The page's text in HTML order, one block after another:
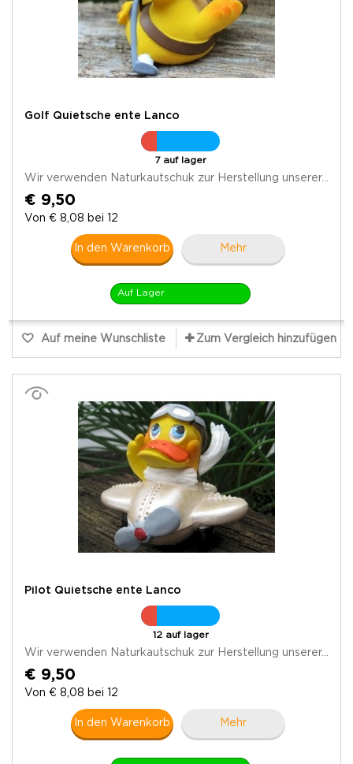
Golf Quietsche ente Lanco
7 auf lager
Wir verwenden Naturkautschuk zur Herstellung unserer...
€ 9,50
Von € 8,08 bei 12
In den Warenkorb Mehr
Auf Lager
Auf meine Wunschliste Zum Vergleich hinzufügen
Pilot Quietsche ente Lanco
12 auf lager
Wir verwenden Naturkautschuk zur Herstellung unserer...
€ 9,50
Von € 8,08 bei 12
In den Warenkorb Mehr